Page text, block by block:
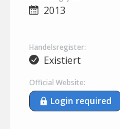
2013
Handelsregister:
Existiert
Official Website:
Login required